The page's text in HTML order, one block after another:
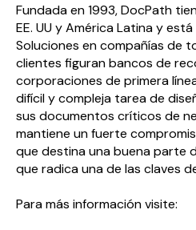
Fundada en 1993, DocPath
EE. UU y América Latina y
Soluciones en compañías de
clientes figuran bancos de
corporaciones de primera
difícil y compleja tarea de
sus documentos críticos de
mantiene un fuerte
que destina una buena parte
que radica una de las claves
Para más información visite: